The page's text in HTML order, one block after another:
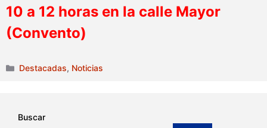
10 a 12 horas en la calle Mayor
(Convento)
Categorías
Destacadas, Noticias
Buscar